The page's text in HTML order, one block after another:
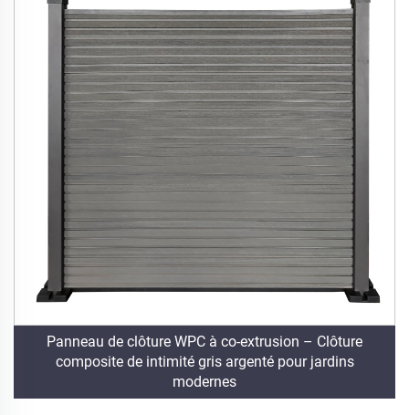
Panneau de clôture WPC à co-extrusion – Clôture
composite de intimité gris argenté pour jardins
modernes